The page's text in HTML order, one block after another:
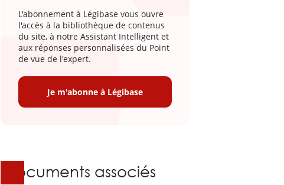
L'abonnement à Légibase vous ouvre
l'accès à la bibliothèque de contenus
du site, à notre Assistant Intelligent et
aux réponses personnalisées du Point
de vue de l'expert.
Je m'abonne à Légibase
Documents associés